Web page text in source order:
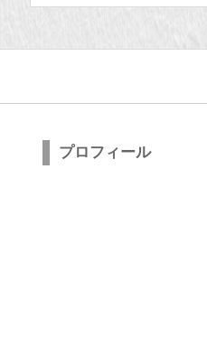
プロフィール